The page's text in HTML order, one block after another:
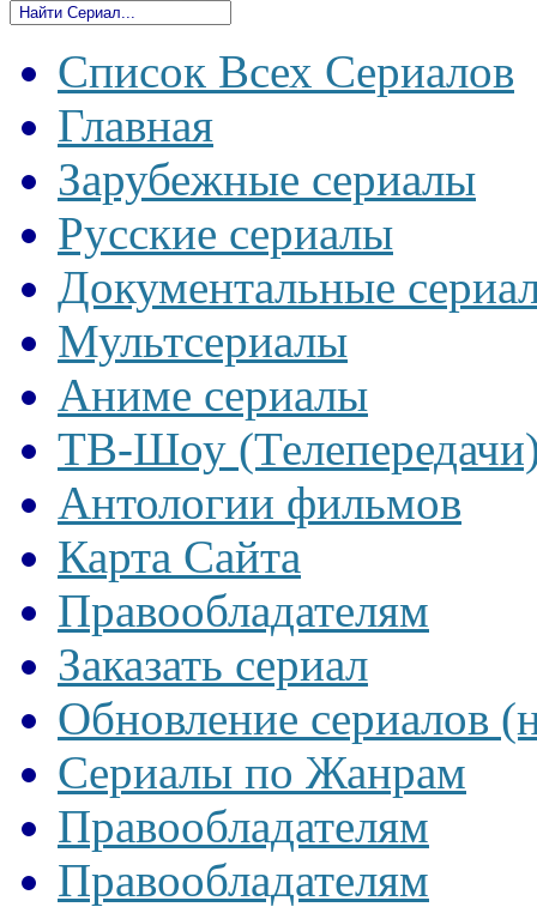
Список Всех Сериалов
Главная
Зарубежные сериалы
Русские сериалы
Документальные
Мультсериалы
Аниме сериалы
ТВ-Шоу
Антологии фильмов
Карта Сайта
Правообладателям
Заказать сериал
Обновление сериалов
Сериалы по Жанрам
Правообладателям
Правообладателям